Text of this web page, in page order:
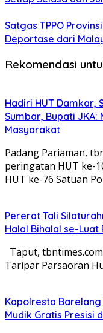
Satgas TPPO
Deportase dari
Rekomendasi
Hadiri HUT Damkar,
Sumbar, Bupati
Masyarakat
Padang Pariaman,
peringatan HUT ke-
HUT ke-76 Satuan
Pererat Tali
Halal Bihalal se-Luat
Taput,
Taripar Parsaoran
Kapolresta
Mudik Gratis Presisi